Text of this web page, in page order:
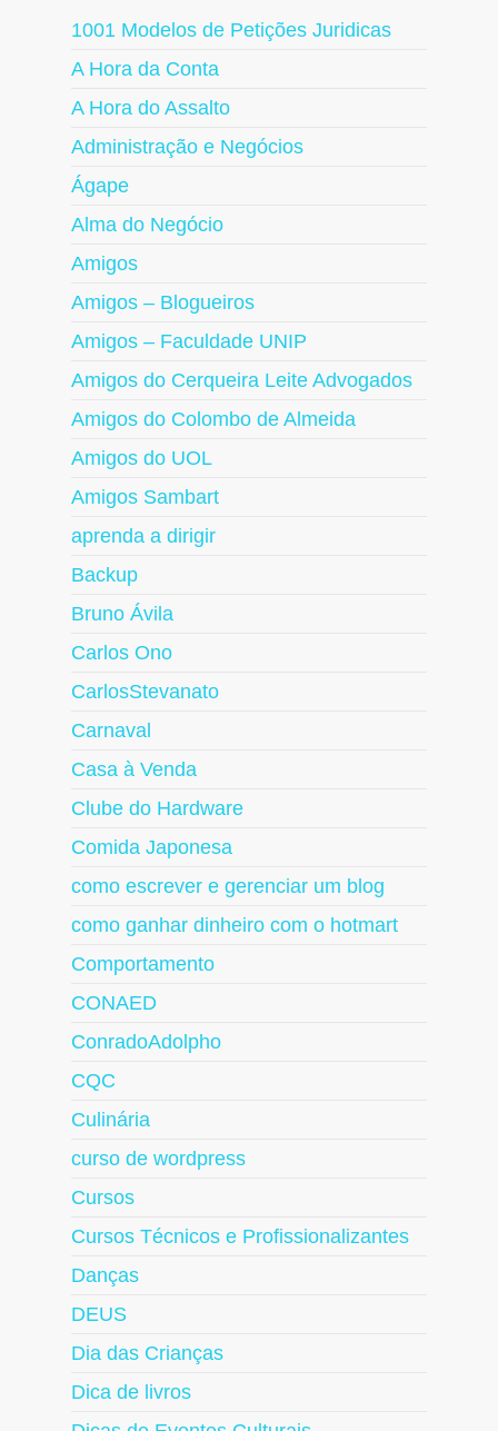
1001 Modelos de Petições Juridicas
A Hora da Conta
A Hora do Assalto
Administração e Negócios
Ágape
Alma do Negócio
Amigos
Amigos – Blogueiros
Amigos – Faculdade UNIP
Amigos do Cerqueira Leite Advogados
Amigos do Colombo de Almeida
Amigos do UOL
Amigos Sambart
aprenda a dirigir
Backup
Bruno Ávila
Carlos Ono
CarlosStevanato
Carnaval
Casa à Venda
Clube do Hardware
Comida Japonesa
como escrever e gerenciar um blog
como ganhar dinheiro com o hotmart
Comportamento
CONAED
ConradoAdolpho
CQC
Culinária
curso de wordpress
Cursos
Cursos Técnicos e Profissionalizantes
Danças
DEUS
Dia das Crianças
Dica de livros